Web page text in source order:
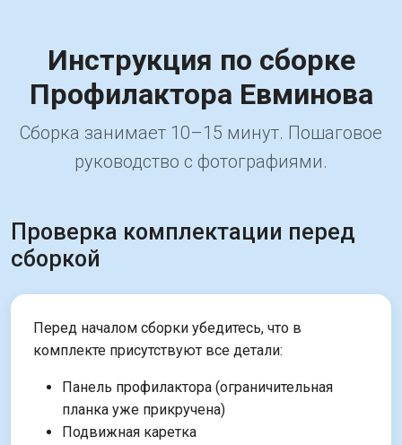
Инструкция по сборке
Профилактора Евминова
Сборка занимает 10–15 минут. Пошаговое
руководство с фотографиями.
Проверка комплектации перед
сборкой
Перед началом сборки убедитесь, что в
комплекте присутствуют все детали:
Панель профилактора (ограничительная
планка уже прикручена)
Подвижная каретка